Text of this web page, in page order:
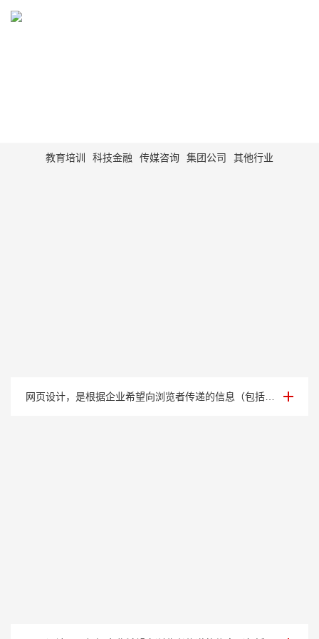
教育培训 科技金融 传媒咨询 集团公司 其他行业
案例展示七 网页设计，是根据企业希望向浏览者传递的信息（包括产品、服务、理念、文化），进行网···